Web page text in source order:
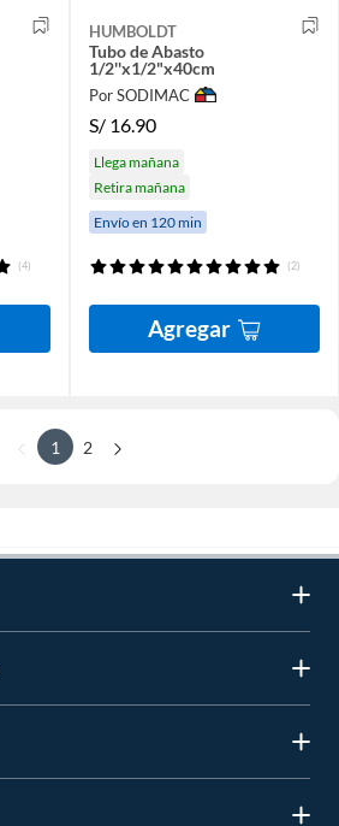
(4)
HUMBOLDT
Tubo de Abasto
1/2''x1/2"x40cm
Por SODIMAC
S/ 16.90
Llega mañana
Retira mañana
Envío en 120 min
(2)
Agregar
1 2